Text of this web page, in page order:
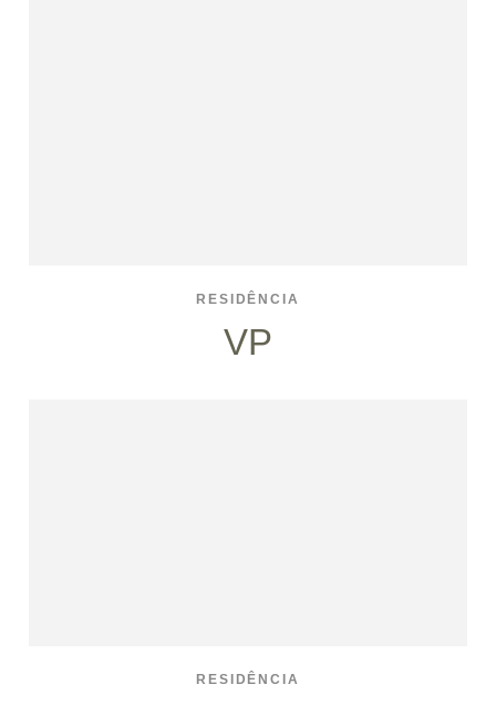
RESIDÊNCIA
VP
RESIDÊNCIA